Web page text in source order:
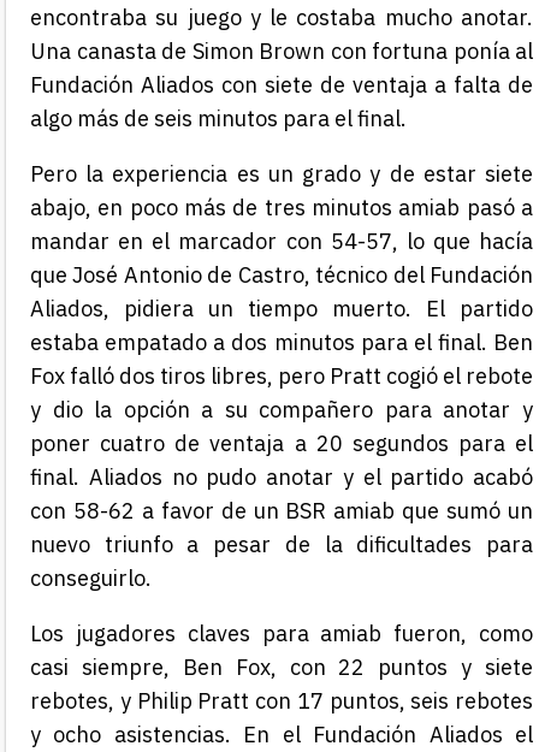
encontraba su juego y le costaba mucho anotar.
Una canasta de Simon Brown con fortuna ponía al
Fundación Aliados con siete de ventaja a falta de
algo más de seis minutos para el final.
Pero la experiencia es un grado y de estar siete
abajo, en poco más de tres minutos amiab pasó a
mandar en el marcador con 54-57, lo que hacía
que José Antonio de Castro, técnico del Fundación
Aliados, pidiera un tiempo muerto. El partido
estaba empatado a dos minutos para el final. Ben
Fox falló dos tiros libres, pero Pratt cogió el rebote
y dio la opción a su compañero para anotar y
poner cuatro de ventaja a 20 segundos para el
final. Aliados no pudo anotar y el partido acabó
con 58-62 a favor de un BSR amiab que sumó un
nuevo triunfo a pesar de la dificultades para
conseguirlo.
Los jugadores claves para amiab fueron, como
casi siempre, Ben Fox, con 22 puntos y siete
rebotes, y Philip Pratt con 17 puntos, seis rebotes
y ocho asistencias. En el Fundación Aliados el